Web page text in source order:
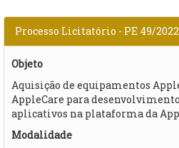
Processo Licitatório - PE 49/2022
Objeto
Aquisição de equipamentos
AppleCare para
aplicativos na plataforma da
Modalidade